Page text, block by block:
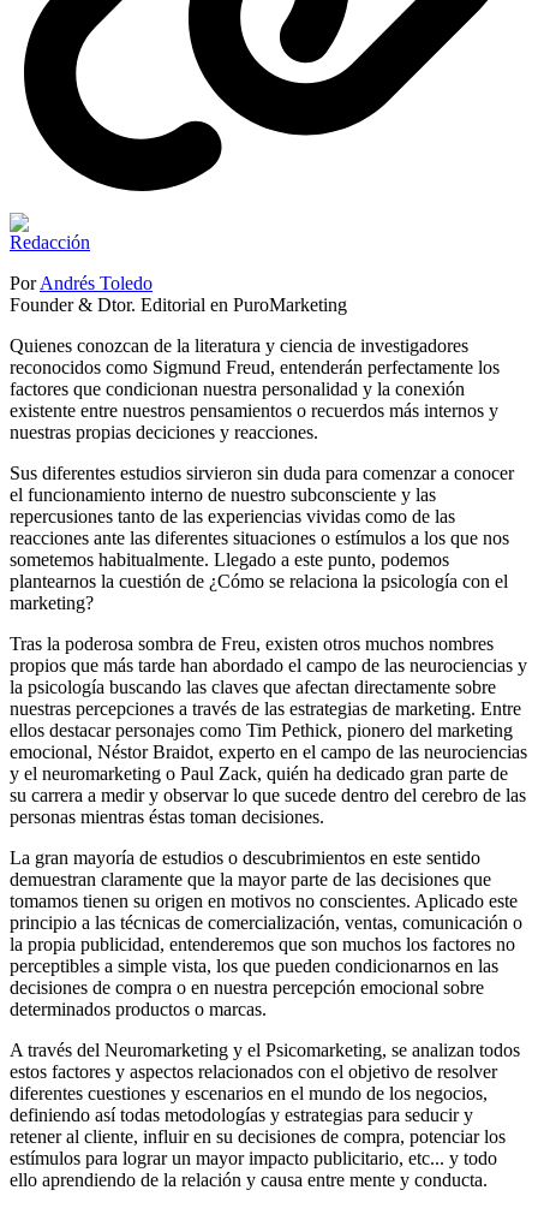
PorAndrés Toledo
Founder & Dtor. Editorial en PuroMarketing
Quienes conozcan de la literatura y ciencia de investigadores
reconocidos como Sigmund Freud, entenderán perfectamente los
factores que condicionan nuestra personalidad y la conexión
existente entre nuestros pensamientos o recuerdos más internos y
nuestras propias deciciones y reacciones.
Sus diferentes estudios sirvieron sin duda para comenzar a conocer
el funcionamiento interno de nuestro subconsciente y las
repercusiones tanto de las experiencias vividas como de las
reacciones ante las diferentes situaciones o estímulos a los que nos
sometemos habitualmente. Llegado a este punto, podemos
plantearnos la cuestión de ¿Cómo se relaciona la psicología con el
marketing?
Tras la poderosa sombra de Freu, existen otros muchos nombres
propios que más tarde han abordado el campo de las neurociencias y
la psicología buscando las claves que afectan directamente sobre
nuestras percepciones a través de las estrategias de marketing. Entre
ellos destacar personajes como Tim Pethick, pionero del marketing
emocional, Néstor Braidot, experto en el campo de las neurociencias
y el neuromarketing o Paul Zack, quién ha dedicado gran parte de
su carrera a medir y observar lo que sucede dentro del cerebro de las
personas mientras éstas toman decisiones.
La gran mayoría de estudios o descubrimientos en este sentido
demuestran claramente que la mayor parte de las decisiones que
tomamos tienen su origen en motivos no conscientes. Aplicado este
principio a las técnicas de comercialización, ventas, comunicación o
la propia publicidad, entenderemos que son muchos los factores no
perceptibles a simple vista, los que pueden condicionarnos en las
decisiones de compra o en nuestra percepción emocional sobre
determinados productos o marcas.
A través del Neuromarketing y el Psicomarketing, se analizan todos
estos factores y aspectos relacionados con el objetivo de resolver
diferentes cuestiones y escenarios en el mundo de los negocios,
definiendo así todas metodologías y estrategias para seducir y
retener al cliente, influir en su decisiones de compra, potenciar los
estímulos para lograr un mayor impacto publicitario, etc... y todo
ello aprendiendo de la relación y causa entre mente y conducta.